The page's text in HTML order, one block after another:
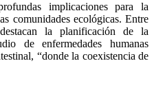
implicaciones para la
comunidades ecológicas. Entre
la planificación de la
de enfermedades humanas
“donde la coexistencia de